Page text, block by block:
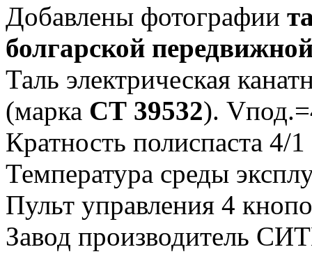
Добавлены фотографии
болгарской
Таль электрическая
(марка СТ 39532).
Кратность полиспаста 4/1
Температура среды
Пульт управления 4
Завод производитель